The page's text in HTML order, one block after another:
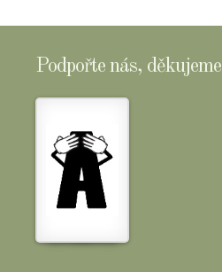
Podpořte nás, děkujeme